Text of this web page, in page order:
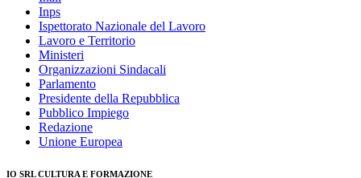
Inps
Ispettorato Nazionale del Lavoro
Lavoro e Territorio
Ministeri
Organizzazioni Sindacali
Parlamento
Presidente della Repubblica
Pubblico Impiego
Redazione
Unione Europea
IO SRL CULTURA E FORMAZIONE